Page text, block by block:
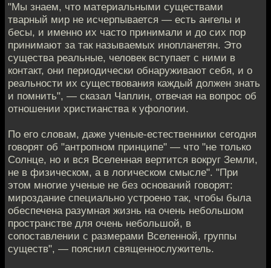
"Мы знаем, что материальными существами
тварный мир не исчерпывается — есть ангелы и
бесы, и именно их часто принимали и до сих пор
принимают за так называемых инопланетян. Это
существа реальные, человек вступает с ними в
контакт, они периодически обнаруживают себя, и о
реальности их существования каждый должен знать
и помнить", — сказал Чаплин, отвечая на вопрос об
отношении христианства к уфологии.
По его словам, даже ученые-естественники сегодня
говорят об "антропном принципе" — что "не только
Солнце, но и вся Вселенная вертится вокруг Земли,
не в физическом, а в логическом смысле". "При
этом многие ученые не без оснований говорят:
мироздание специально устроено так, чтобы была
обеспечена разумная жизнь на очень небольшом
пространстве для очень небольшой, в
сопоставлении с размерами Вселенной, группы
существ", — пояснил священнослужитель.